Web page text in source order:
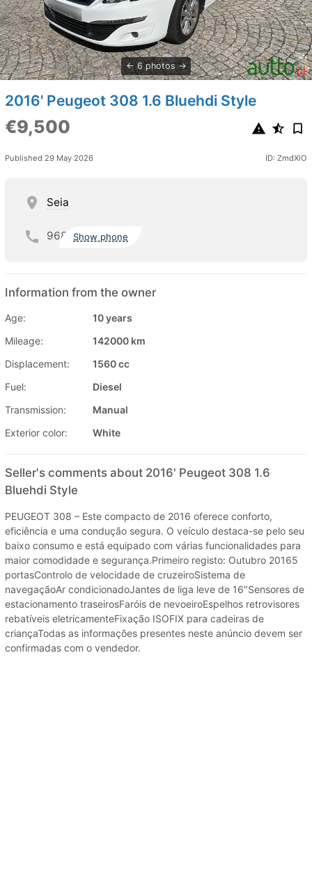
6 photos
2016' Peugeot 308 1.6 Bluehdi Style
€9,500
Published 29 May 2026 ID: ZmdXlO
Seia
968 Show phone
Information from the owner
Age:
10 years
Mileage:
142000 km
Displacement:
1560 cc
Fuel:
Diesel
Transmission:
Manual
Exterior color:
White
Seller's comments about 2016' Peugeot 308 1.6
Bluehdi Style
PEUGEOT 308 – Este compacto de 2016 oferece conforto,
eficiência e uma condução segura. O veículo destaca-se pelo seu
baixo consumo e está equipado com várias funcionalidades para
maior comodidade e segurança.Primeiro registo: Outubro 20165
portasControlo de velocidade de cruzeiroSistema de
navegaçãoAr condicionadoJantes de liga leve de 16"Sensores de
estacionamento traseirosFaróis de nevoeiroEspelhos retrovisores
rebatíveis eletricamenteFixação ISOFIX para cadeiras de
criançaTodas as informações presentes neste anúncio devem ser
confirmadas com o vendedor.